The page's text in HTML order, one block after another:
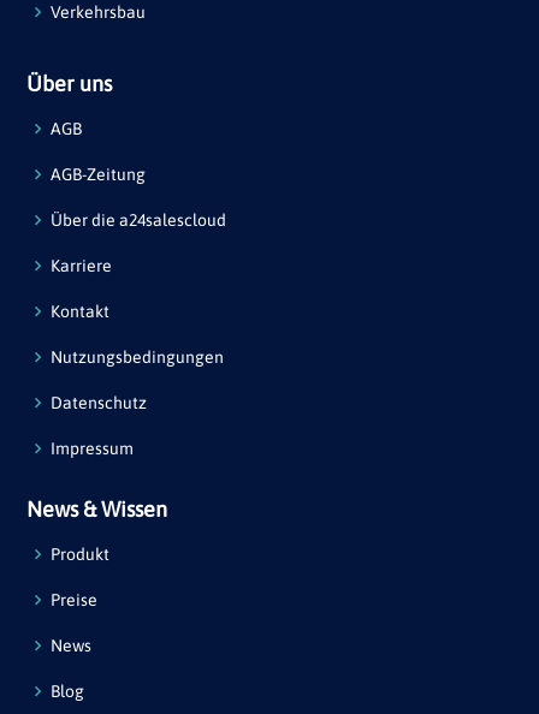
Verkehrsbau
Über uns
AGB
AGB-Zeitung
Über die a24salescloud
Karriere
Kontakt
Nutzungsbedingungen
Datenschutz
Impressum
News & Wissen
Produkt
Preise
News
Blog